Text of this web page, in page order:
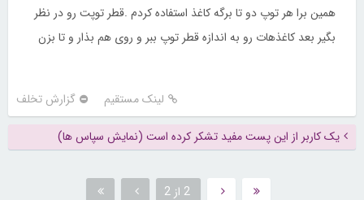
همین برا هر توپ دو تا برگه کاغذ استفاده کردم .قطر توپت رو در نظر
بگیر بعد کاغذهات رو به اندازه قطر توپ ببر و روی هم بذار و تا بزن
لینک مستقیم گزارش تخلف
یک کاربر از این پست مفید تشکر کرده است (نمایش سپاس ها)
2 از 2